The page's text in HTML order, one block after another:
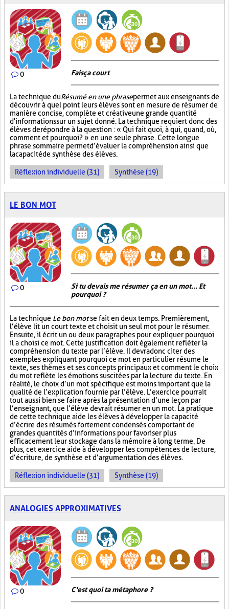
0 Fais ça court
La technique duRésumé en une phrasepermet aux enseignants de
découvrir à quel point leurs élèves sont en mesure de résumer de
manière concise, complète et créative une grande quantité
d'informations sur un sujet donné. La technique requiert donc des
élèves de répondre à la question : « Qui fait quoi, à qui, quand, où,
comment et pourquoi? » en une seule phrase. Cette longue
phrase sommaire permet d’évaluer la compréhension ainsi que
la capacité de synthèse des élèves.
Réflexion individuelle (31) Synthèse (19)
LE BON MOT
0
Si tu devais me résumer ça en un mot... Et
pourquoi ?
La technique Le bon motse fait en deux temps. Premièrement,
l’élève lit un court texte et choisit un seul mot pour le résumer.
Ensuite, il écrit un ou deux paragraphes pour expliquer pourquoi
il a choisi ce mot. Cette justification doit également refléter la
compréhension du texte par l’élève. Il devra donc citer des
exemples expliquant pourquoi ce mot en particulier résume le
texte, ses thèmes et ses concepts principaux et comment le choix
du mot reflète les émotions suscitées par la lecture du texte. En
réalité, le choix d’un mot spécifique est moins important que la
qualité de l’explication fournie par l’élève. L’exercice pourrait
tout aussi bien se faire après la présentation d’une leçon par
l’enseignant, que l’élève devrait résumer en un mot. La pratique
de cette technique aide les élèves à développer la capacité
d’écrire des résumés fortement condensés comportant de
grandes quantités d’informations pour favoriser plus
efficacement leur stockage dans la mémoire à long terme. De
plus, cet exercice aide à développer les compétences de lecture,
d’écriture, de synthèse et d’argumentation des élèves.
Réflexion individuelle (31) Synthèse (19)
ANALOGIES APPROXIMATIVES
0 C'est quoi ta métaphore ?